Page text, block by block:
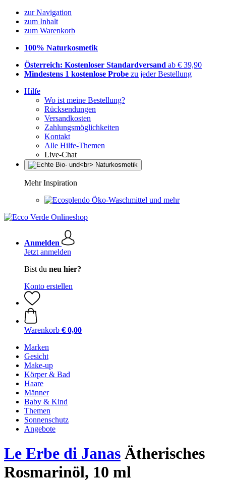
zur Navigation
zum Inhalt
zum Warenkorb
100% Naturkosmetik
Österreich: Kostenloser Standardversand ab € 39,90
Mindestens 1 kostenlose Probe zu jeder Bestellung
Hilfe
Wo ist meine Bestellung?
Rücksendungen
Versandkosten
Zahlungsmöglichkeiten
Kontakt
Alle Hilfe-Themen
Live-Chat
Mehr Inspiration
Öko-Waschmittel und mehr
Anmelden
Jetzt anmelden
Bist du neu hier?
Konto erstellen
Warenkorb € 0,00
Marken
Gesicht
Make-up
Körper & Bad
Haare
Männer
Baby & Kind
Themen
Sonnenschutz
Angebote
Le Erbe di Janas Ätherisches
Rosmarinöl, 10 ml